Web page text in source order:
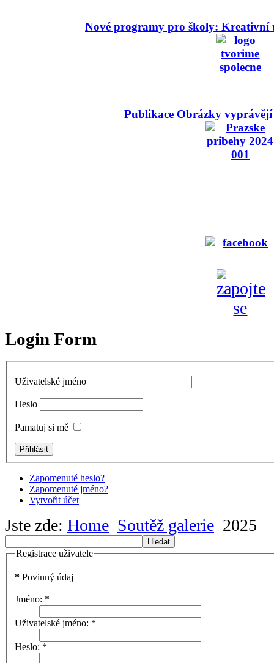
Nové programy pro školy: Kreativní
Publikace Obrázky
Login Form
Uživatelské jméno
Heslo
Pamatuj si mě
Zapomenuté heslo?
Zapomenuté jméno?
Vytvořit účet
Jste zde: Home Soutěž galerie 2025
Hledat
Registrace uživatele
* Povinný údaj
Jméno: *
Uživatelské jméno: *
Heslo: *